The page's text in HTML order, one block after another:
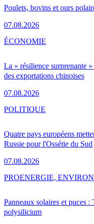
Poulets, bovins et ours
07.08.2026
La « résilience surprenante
des exportations chinoises
07.08.2026
ÉCONOMIE
Quatre pays européens
Russie pour l'Ossétie du Sud
07.08.2026
POLITIQUE
Panneaux solaires et puces
polysilicium
PROENERGIE,